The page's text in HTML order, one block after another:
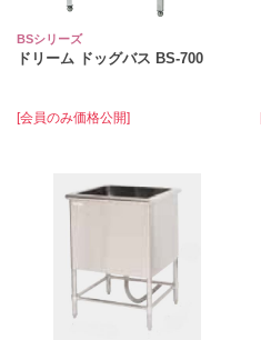
BSシリーズ
ドリーム ドッグバス BS-700
[会員のみ価格公開]